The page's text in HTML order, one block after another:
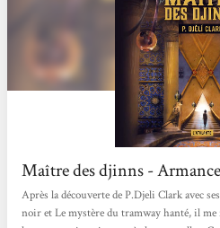
Maître des djinns -
Après la découverte de P.Djeli Clark avec
noir et Le mystère du tramway hanté, il